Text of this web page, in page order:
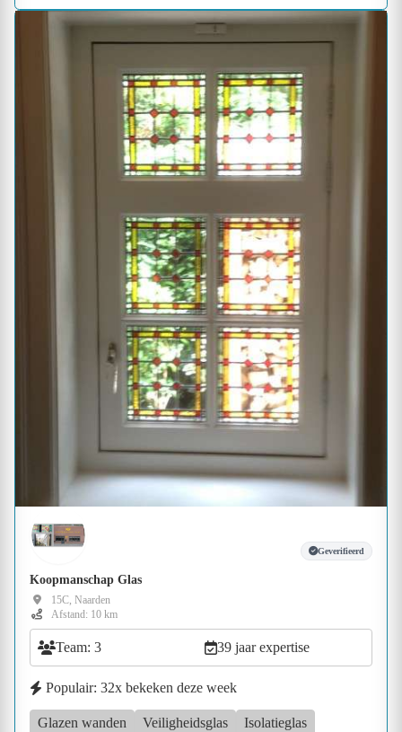
Geverifieerd
Koopmanschap Glas
15C, Naarden
Afstand: 10 km
Team: 3 39 jaar expertise
Populair: 32x bekeken deze week
Glazen wanden Veiligheidsglas Isolatieglas